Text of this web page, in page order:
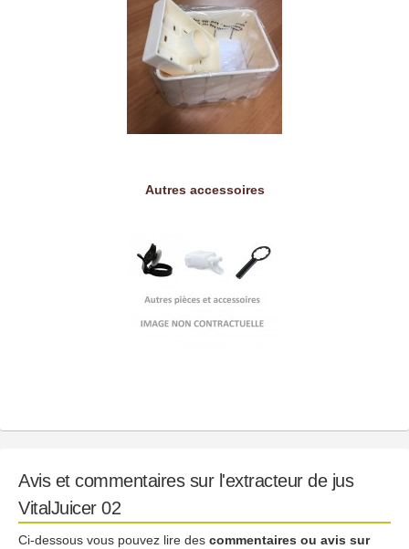
Autres accessoires
Avis et commentaires sur l'extracteur de jus
VitalJuicer 02
Ci-dessous vous pouvez lire des commentaires ou avis sur